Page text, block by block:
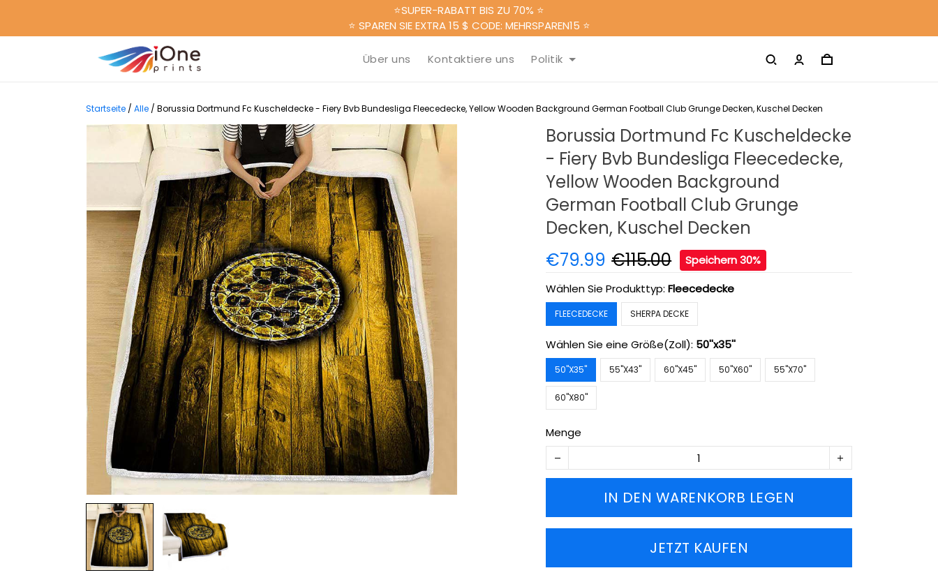
⭐SUPER-RABATT BIS ZU 70% ⭐
⭐ SPAREN SIE EXTRA 15 $ CODE: MEHRSPAREN15 ⭐
Über uns Kontaktiere uns Politik
Startseite / Alle / Borussia Dortmund Fc Kuscheldecke - Fiery Bvb Bundesliga Fleecedecke, Yellow Wooden Background German Football Club Grunge Decken, Kuschel Decken
Borussia Dortmund Fc Kuscheldecke
- Fiery Bvb Bundesliga Fleecedecke,
Yellow Wooden Background
German Football Club Grunge
Decken, Kuschel Decken
€79.99 €115.00
Speichern 30%
Wählen Sie Produkttyp:Fleecedecke
FLEECEDECKE SHERPA DECKE
Wählen Sie eine Größe(Zoll): 50''x35''
50''X35'' 55''X43'' 60''X45'' 50''X60'' 55''X70''
60''X80''
Menge
IN DEN WARENKORB LEGEN
JETZT KAUFEN